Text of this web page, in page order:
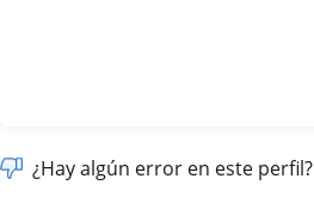
¿Hay algún error en este perfil?